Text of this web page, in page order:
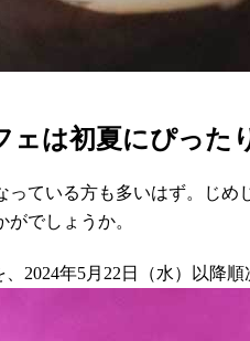
ェは初夏にぴった
ている方も多いはず。じ
でしょうか。
2024年5月22日（水）以降順